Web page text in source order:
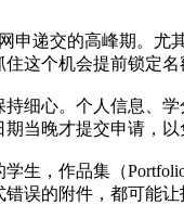
申递交的高峰期。
这个机会提前锁定名
细心。个人信息、
当晚才提交申请，
生，作品集（
误的附件，都可能让